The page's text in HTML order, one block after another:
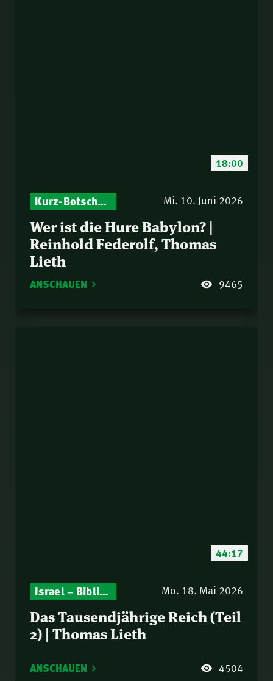
18:00
Kurz-Botschaften – Biblische Impulse mit Zukunft im Blick Mi. 10. Juni 2026
Wer ist die Hure Babylon? |
Reinhold Federolf, Thomas
Lieth
ANSCHAUEN 9465
44:17
Gottesdienst-Botschaften – Jeden Sonntag neu: Aktuelle Predigten vom Mitternachtsruf
Israel – Biblische Perspektiven & aktuelle Einordnungen Mo. 18. Mai 2026
Das Tausendjährige Reich (Teil
2) | Thomas Lieth
ANSCHAUEN 4504